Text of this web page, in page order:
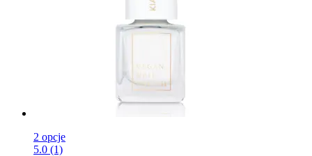
2 opcje
5.0 (1)